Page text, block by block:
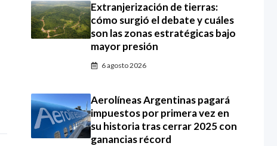
Extranjerización de tierras:
cómo surgió el debate y cuáles
son las zonas estratégicas bajo
mayor presión
6 agosto 2026
Aerolíneas Argentinas pagará
impuestos por primera vez en
su historia tras cerrar 2025 con
ganancias récord